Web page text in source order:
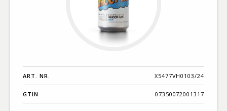
ART. NR. X5477VH0103/24
GTIN 07350072001317